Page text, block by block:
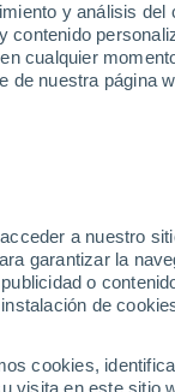
y análisis
cualquier
de nuestra página
a nuestro
garantizar la
o
de
cookies,
visita en este sitio
28°
16°
Matehuala
32°
17°